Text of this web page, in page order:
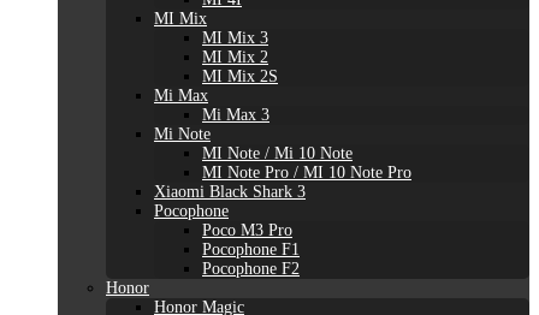
MI Mix
MI Mix 3
MI Mix 2
MI Mix 2S
Mi Max
Mi Max 3
Mi Note
MI Note / Mi 10 Note
MI Note Pro / MI 10 Note Pro
Xiaomi Black Shark 3
Pocophone
Poco M3 Pro
Pocophone F1
Pocophone F2
Honor
Honor Magic